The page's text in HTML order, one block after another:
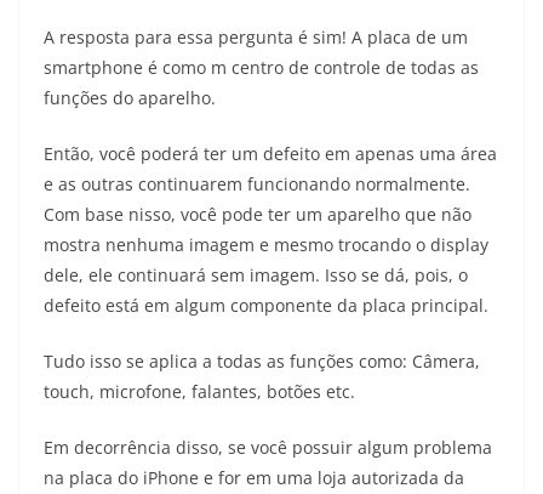
A resposta para essa pergunta é sim! A placa de um
smartphone é como m centro de controle de todas as
funções do aparelho.
Então, você poderá ter um defeito em apenas uma área
e as outras continuarem funcionando normalmente.
Com base nisso, você pode ter um aparelho que não
mostra nenhuma imagem e mesmo trocando o display
dele, ele continuará sem imagem. Isso se dá, pois, o
defeito está em algum componente da placa principal.
Tudo isso se aplica a todas as funções como: Câmera,
touch, microfone, falantes, botões etc.
Em decorrência disso, se você possuir algum problema
na placa do iPhone e for em uma loja autorizada da